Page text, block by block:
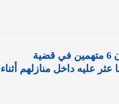
الكويت.. قرار من النيابة العامة بشأن 6 متهمين في قضية
عليه داخل منازلهم أثناء